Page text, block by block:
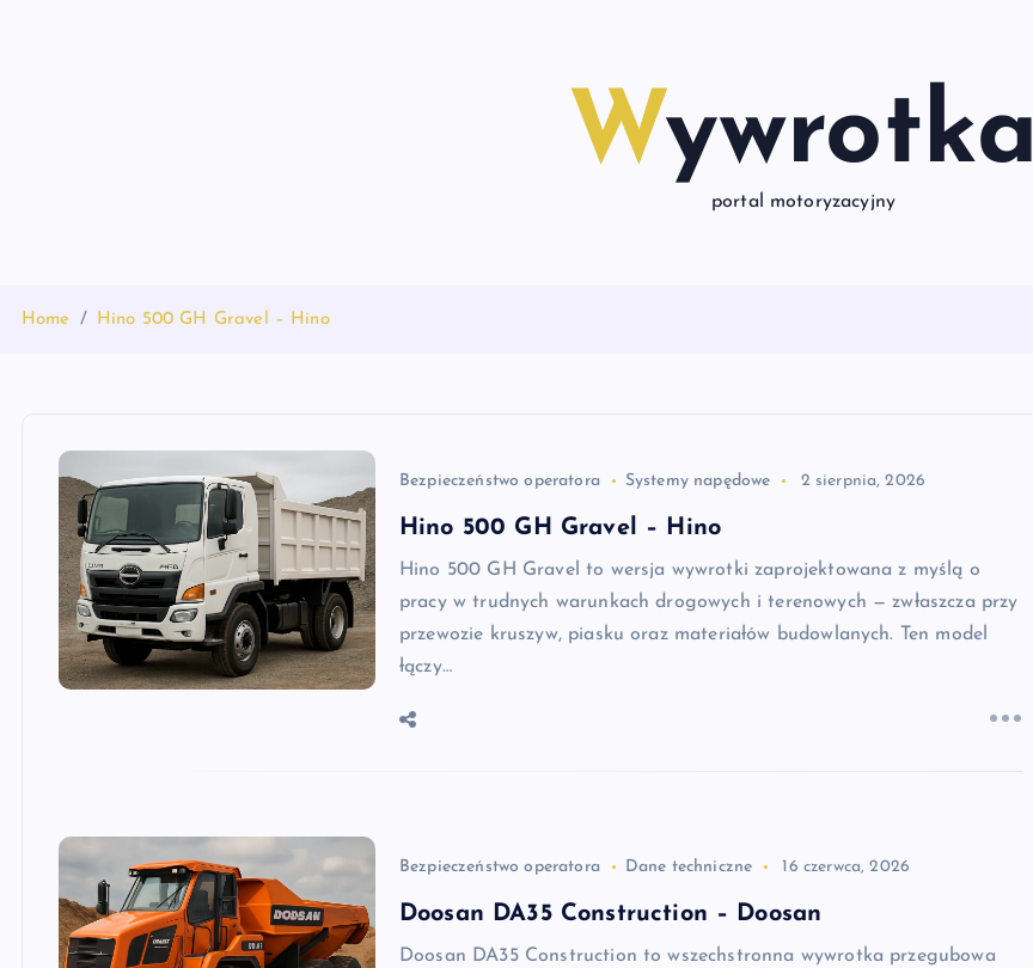
Wywrotka
portal motoryzacyjny
Home Hino 500 GH Gravel – Hino
Bezpieczeństwo operatora Systemy napędowe 2 sierpnia, 2026
Hino 500 GH Gravel – Hino
Hino 500 GH Gravel to wersja wywrotki zaprojektowana z myślą o
pracy w trudnych warunkach drogowych i terenowych — zwłaszcza przy
przewozie kruszyw, piasku oraz materiałów budowlanych. Ten model
łączy…
Bezpieczeństwo operatora Dane techniczne 16 czerwca, 2026
Doosan DA35 Construction – Doosan
Doosan DA35 Construction to wszechstronna wywrotka przegubowa